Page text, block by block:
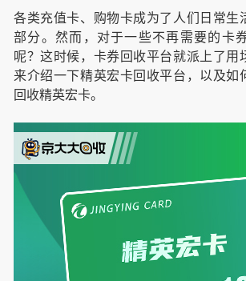
各类充值卡、购物卡成为了人们日常生
部分。然而，对于一些不再需要的卡
呢？这时候，卡券回收平台就派上了用
来介绍一下精英宏卡回收平台，以及如
回收精英宏卡。